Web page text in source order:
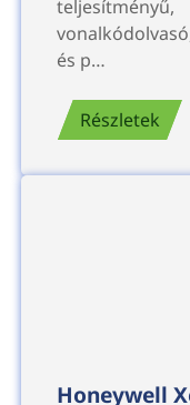
és p…
Részletek
Honeywell